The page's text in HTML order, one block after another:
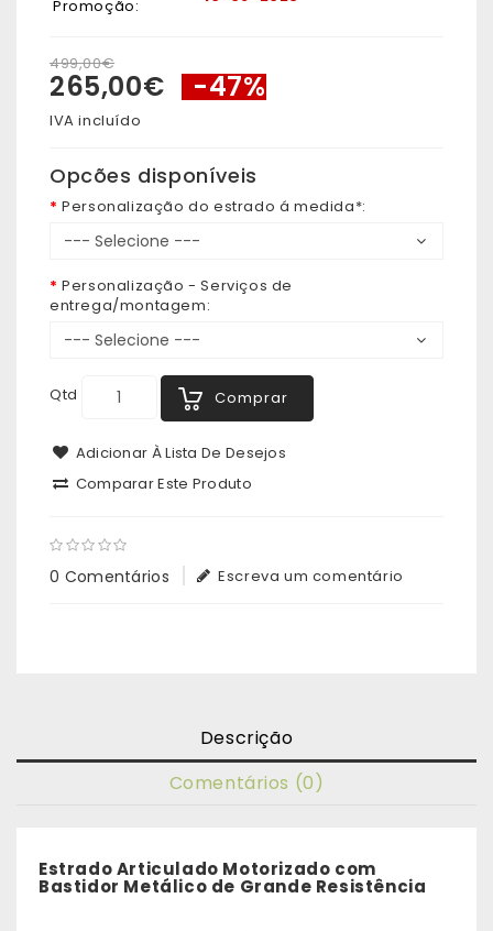
Promoção:
499,00€
265,00€ -47%
IVA incluído
Opcões disponíveis
Personalização do estrado á medida*:
Personalização - Serviços de
entrega/montagem:
Qtd Comprar
Adicionar À Lista De Desejos
Comparar Este Produto
0 Comentários Escreva um comentário
Descrição
Comentários (0)
Estrado Articulado Motorizado com
Bastidor Metálico de Grande Resistência